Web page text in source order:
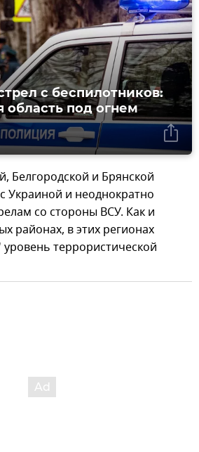
с беспилотников:
область под огнем
Белгородской и Брянской
Украиной и неоднократно
со стороны ВСУ. Как и
районах, в этих регионах
террористической